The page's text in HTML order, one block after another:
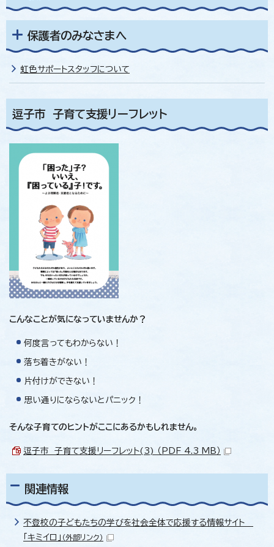
保護者のみなさまへ
虹色サポートスタッフについて
逗子市 子育て支援リーフレット
こんなことが気になっていませんか？
何度言ってもわからない！
落ち着きがない！
片付けができない！
思い通りにならないとパニック！
そんな子育てのヒントがここにあるかもしれません。
逗子市 子育て支援リーフレット(3) （PDF 4.3 MB）
関連情報
不登校の子どもたちの学びを社会全体で応援する情報サイト
「キミイロ」 （外部リンク）